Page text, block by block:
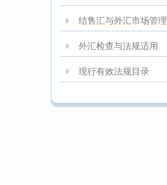
结售汇与外汇市场管理
外汇检查与法规适用
现行有效法规目录